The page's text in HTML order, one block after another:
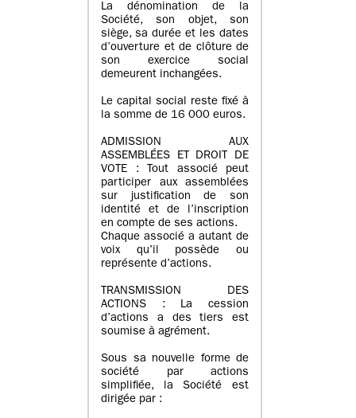
La dénomination de la
Société, son objet, son
siège, sa durée et les dates
d’ouverture et de clôture de
son exercice social
demeurent inchangées.
Le capital social reste fixé à
la somme de 16 000 euros.
ADMISSION AUX
ASSEMBLÉES ET DROIT DE
VOTE : Tout associé peut
participer aux assemblées
sur justification de son
identité et de l’inscription
en compte de ses actions.
Chaque associé a autant de
voix qu’il possède ou
représente d’actions.
TRANSMISSION DES
ACTIONS : La cession
d’actions a des tiers est
soumise à agrément.
Sous sa nouvelle forme de
société par actions
simplifiée, la Société est
dirigée par :